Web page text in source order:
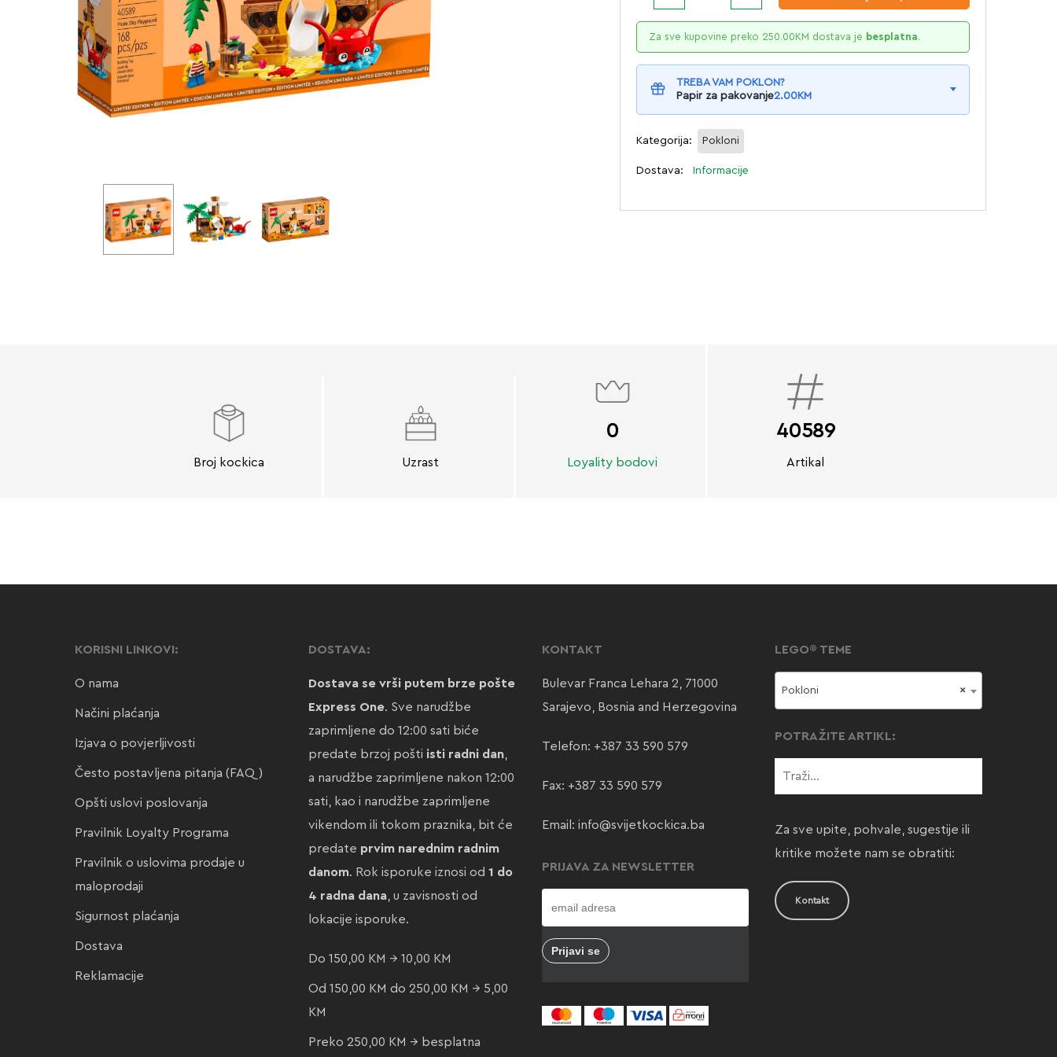
Za sve kupovine preko 250.00KM dostava je besplatna.
TREBA VAM POKLON?
Papir za pakovanje2.00KM
Kategorija: Pokloni
Dostava: Informacije
Broj kockica Uzrast
0
Loyality bodovi
40589
Artikal
KORISNI LINKOVI:
O nama
Načini plaćanja
Izjava o povjerljivosti
Često postavljena pitanja (FAQ)
Opšti uslovi poslovanja
Pravilnik Loyalty Programa
Pravilnik o uslovima prodaje u
maloprodaji
Sigurnost plaćanja
Dostava
Reklamacije
DOSTAVA:
Dostava se vrši putem brze pošte
Express One. Sve narudžbe
zaprimljene do 12:00 sati biće
predate brzoj pošti isti radni dan,
a narudžbe zaprimljene nakon 12:00
sati, kao i narudžbe zaprimljene
vikendom ili tokom praznika, bit će
predate prvim narednim radnim
danom. Rok isporuke iznosi od 1 do
4 radna dana, u zavisnosti od
lokacije isporuke.
Do 150,00 KM → 10,00 KM
Od 150,00 KM do 250,00 KM → 5,00
KM
Preko 250,00 KM → besplatna
KONTAKT
Bulevar Franca Lehara 2, 71000
Sarajevo, Bosnia and Herzegovina
Telefon: +387 33 590 579
Fax: +387 33 590 579
Email: info@svijetkockica.ba
PRIJAVA ZA NEWSLETTER
LEGO® TEME
×
Pokloni
POTRAŽITE ARTIKL:
Za sve upite, pohvale, sugestije ili
kritike možete nam se obratiti:
Kontakt